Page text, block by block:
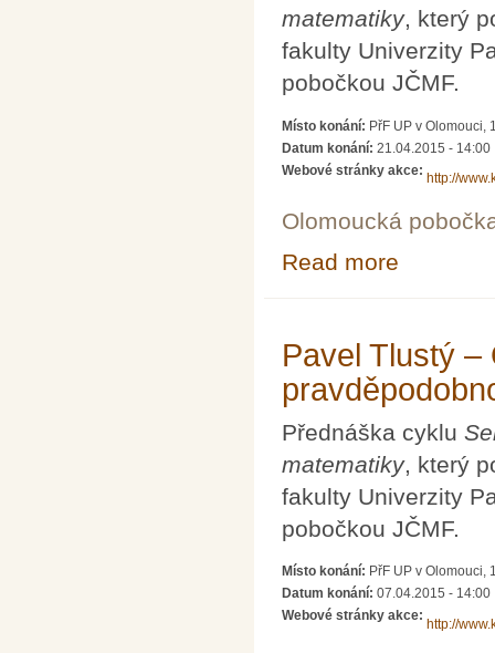
matematiky, který
fakulty Univerzity
pobočkou JČMF.
Místo konání: PřF UP v Olomouci,
Datum konání: 21.04.2015 - 14:00
Webové stránky akce:
http://
Olomoucká
Read more
Pavel Tlustý
Přednáška cyklu
matematiky, který
fakulty Univerzity
pobočkou JČMF.
Místo konání: PřF UP v Olomouci,
Datum konání: 07.04.2015 - 14:00
Webové stránky akce:
http://